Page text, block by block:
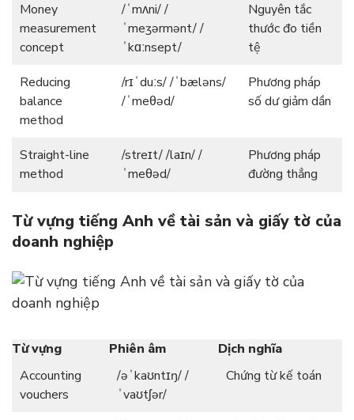
Money
measurement
concept
/ˈmʌni/ /
ˈmeʒərmənt/ /
ˈkɑːnsept/
Nguyên tắc
thước đo tiền
tệ
Reducing
balance
method
/rɪˈduːs/ /ˈbæləns/
/ˈmeθəd/
Phương pháp
số dư giảm dần
Straight-line
method
/streɪt/ /laɪn/ /
ˈmeθəd/
Phương pháp
đường thẳng
Từ vựng tiếng Anh về tài sản và giấy tờ của
doanh nghiệp
Từ vựng Phiên âm
Dịch nghĩa
Accounting
vouchers
/əˈkaʊntɪŋ/ /
ˈvaʊtʃər/
Chứng từ kế toán